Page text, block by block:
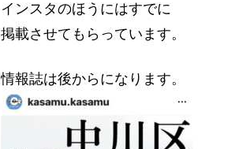
インスタのほうにはすでに
掲載させてもらっています。
情報誌は後からになります。